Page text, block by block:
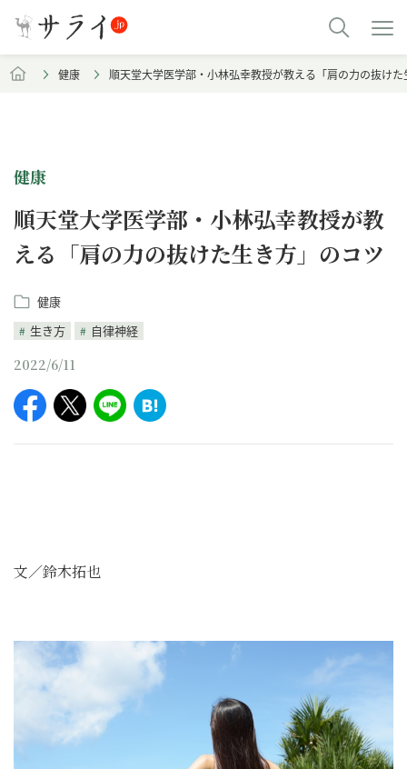
健康 順天堂大学医学部・小林弘幸教授が教える「肩の力の抜け
健康
順天堂大学医学部・小林弘幸教授が教
える「肩の力の抜けた生き方」のコツ
健康
生き方
自律神経
2022/6/11
文／鈴木拓也